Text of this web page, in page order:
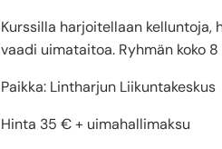
Kurssilla harjoitellaan
vaadi uimataitoa. Ryhmän koko
Paikka: Lintharjun Liikuntakeskus
Hinta 35 € + uimahallimaksu